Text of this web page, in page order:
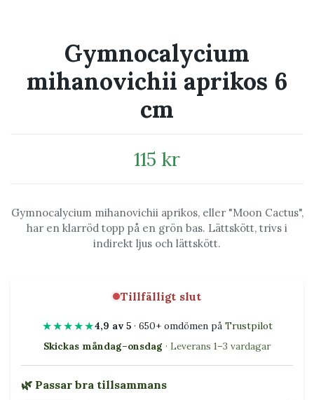
Gymnocalycium
mihanovichii aprikos 6
cm
115 kr
Gymnocalycium mihanovichii aprikos, eller "Moon Cactus",
har en klarröd topp på en grön bas. Lättskött, trivs i
indirekt ljus och lättskött.
Tillfälligt slut
★★★★★4,9 av 5· 650+ omdömen på Trustpilot
Skickas måndag–onsdag · Leverans 1–3 vardagar
🌿 Passar bra tillsammans